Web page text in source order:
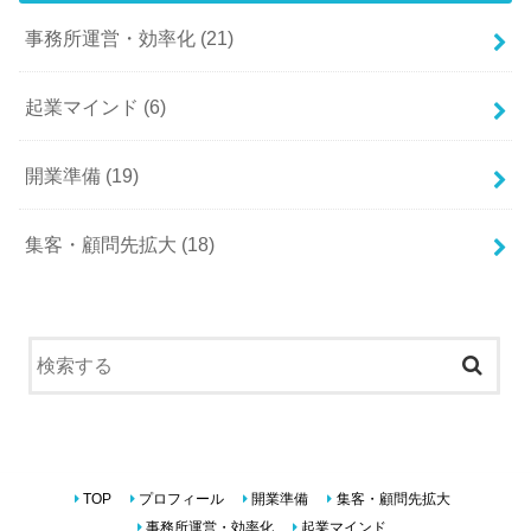
事務所運営・効率化 (21)
起業マインド (6)
開業準備 (19)
集客・顧問先拡大 (18)
TOP プロフィール 開業準備
集客・顧問先拡大
事務所運営・効率化
起業マインド